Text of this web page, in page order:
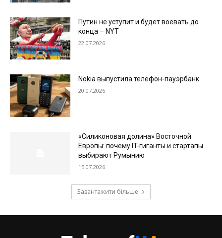
Путин не уступит и будет воевать до
конца – NYT
22.07.2026
Nokia выпустила телефон-пауэрбанк
20.07.2026
«Силиконовая долина» Восточной
Европы: почему IT-гиганты и стартапы
выбирают Румынию
15.07.2026
Завантажити більше